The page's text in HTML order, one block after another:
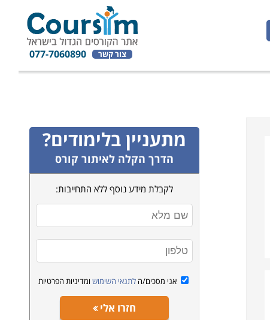
צור קשר 077-7060890
מתעניין בלימודים?
הדרך הקלה לאיתור קורס
לקבלת מידע נוסף ללא התחייבות:
אני מסכים/הלתנאי השימוש ומדיניות הפרטיות
חזרו אלי